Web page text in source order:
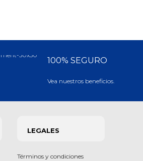
100% SEGURO
Vea nuestros beneficios.
LEGALES
Términos y condiciones